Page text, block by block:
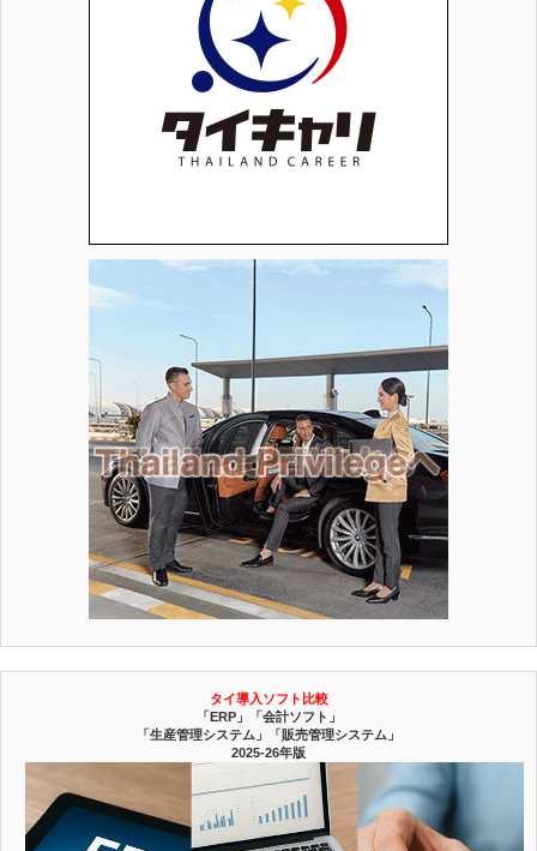
タイ導入ソフト比較
「ERP」「会計ソフト」
「生産管理システム」「販売管理システム」
2025-26年版